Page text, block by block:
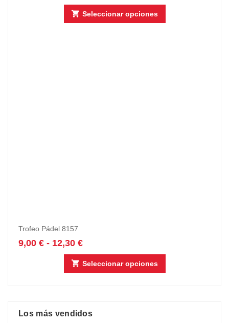
Seleccionar opciones
Trofeo Pádel 8157
9,00 € - 12,30 €
Seleccionar opciones
Los más vendidos